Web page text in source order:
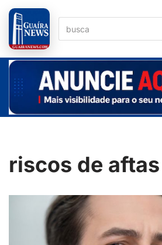
Pular
para
o
conteúdo
riscos de aftas